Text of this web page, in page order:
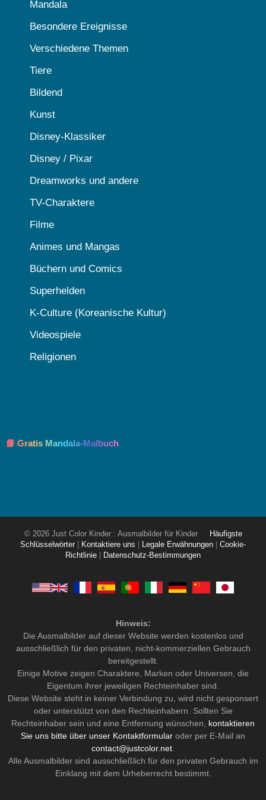
Mandala
Besondere Ereignisse
Verschiedene Themen
Tiere
Bildend
Kunst
Disney-Klassiker
Disney / Pixar
Dreamworks und andere
TV-Charaktere
Filme
Animes und Mangas
Büchern und Comics
Superhelden
K-Culture (Koreanische Kultur)
Videospiele
Religionen
📘 Gratis Mandala-Malbuch
© 2026 Just Color Kinder : Ausmalbilder für Kinder
Häufigste
Schlüsselwörter
Kontaktiere uns Legale Erwähnungen
Cookie-
Richtlinie
Datenschutz-Bestimmungen
Hinweis:
Die Ausmalbilder auf dieser Website werden kostenlos und
ausschließlich für den privaten, nicht-kommerziellen Gebrauch
bereitgestellt.
Einige Motive zeigen Charaktere, Marken oder Universen, die
Eigentum ihrer jeweiligen Rechteinhaber sind.
Diese Website steht in keiner Verbindung zu, wird nicht gesponsert
oder unterstützt von den Rechteinhabern. Sollten Sie
Rechteinhaber sein und eine Entfernung wünschen, kontaktieren
Sie uns bitte über unser Kontaktformular oder per E-Mail an
contact@justcolor.net.
Alle Ausmalbilder sind ausschließlich für den privaten Gebrauch im
Einklang mit dem Urheberrecht bestimmt.